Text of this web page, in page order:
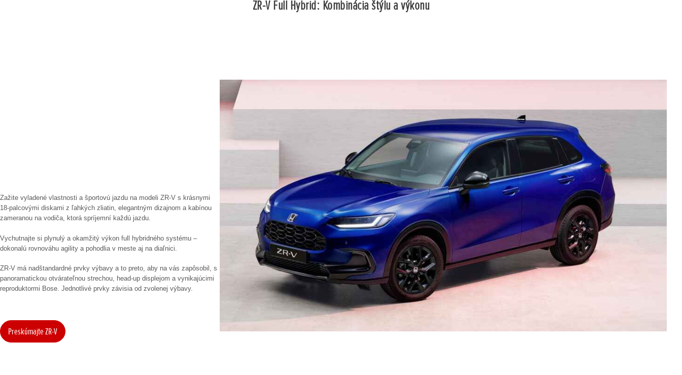
ZR-V Full Hybrid: Kombinácia štýlu a výkonu
Zažite vyladené vlastnosti a športovú jazdu na modeli ZR-V s krásnymi
18-palcovými diskami z ľahkých zliatin, elegantným dizajnom a kabínou
zameranou na vodiča, ktorá spríjemní každú jazdu.
Vychutnajte si plynulý a okamžitý výkon full hybridného systému –
dokonalú rovnováhu agility a pohodlia v meste aj na diaľnici.
ZR-V má nadštandardné prvky výbavy a to preto, aby na vás zapôsobil, s
panoramatickou otvárateľnou strechou, head-up displejom a vynikajúcimi
reproduktormi Bose. Jednotlivé prvky závisia od zvolenej výbavy.
Preskúmajte ZR-V